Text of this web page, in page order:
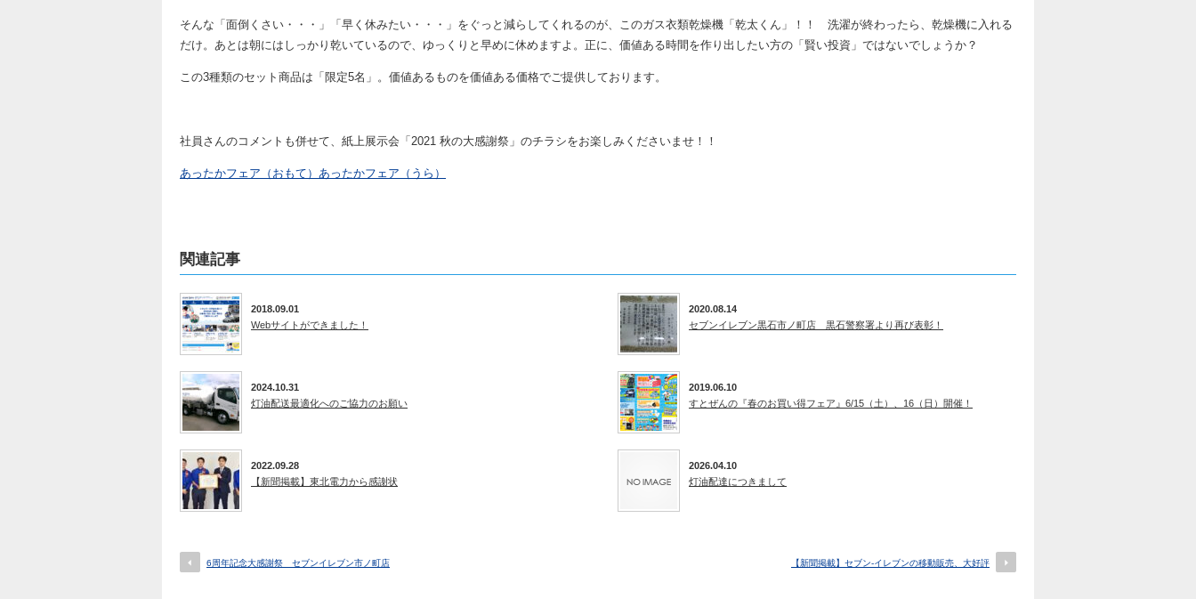
そんな「面倒くさい・・・」「早く休みたい・・・」をぐっと減らしてくれるのが、このガス衣類乾燥機「乾太くん」！！ 洗濯が終わったら、乾燥機に入れる
だけ。あとは朝にはしっかり乾いているので、ゆっくりと早めに休めますよ。正に、価値ある時間を作り出したい方の「賢い投資」ではないでしょうか？
この3種類のセット商品は「限定5名」。価値あるものを価値ある価格でご提供しております。
社員さんのコメントも併せて、紙上展示会「2021 秋の大感謝祭」のチラシをお楽しみくださいませ！！
あったかフェア（おもて） あったかフェア（うら）
関連記事
2018.09.01
Webサイトができました！
2020.08.14
セブンイレブン黒石市ノ町店 黒石警察署より再び表彰！
2024.10.31
灯油配送最適化へのご協力のお願い
2019.06.10
すとぜんの『春のお買い得フェア』6/15（土）、16（日）開催！
2022.09.28
【新聞掲載】東北電力から感謝状
2026.04.10
灯油配達につきまして
6周年記念大感謝祭 セブンイレブン市ノ町店 【新聞掲載】セブン-イレブンの移動販売、大好評